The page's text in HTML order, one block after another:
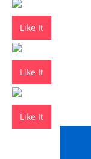
Like It
Like It
Like It